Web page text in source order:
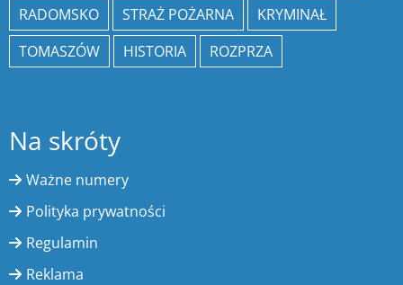
RADOMSKO
STRAŻ POŻARNA
KRYMINAŁ
TOMASZÓW
HISTORIA ROZPRZA
Na skróty
Ważne numery
Polityka prywatności
Regulamin
Reklama